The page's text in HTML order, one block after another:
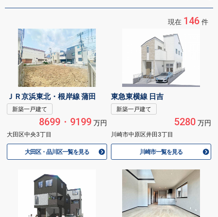
現在 146 件
ＪＲ京浜東北・根岸線 蒲田
新築一戸建て
8699・9199万円
大田区中央3丁目
大田区・品川区一覧を見る
東急東横線 日吉
新築一戸建て
5280万円
川崎市中原区井田3丁目
川崎市一覧を見る